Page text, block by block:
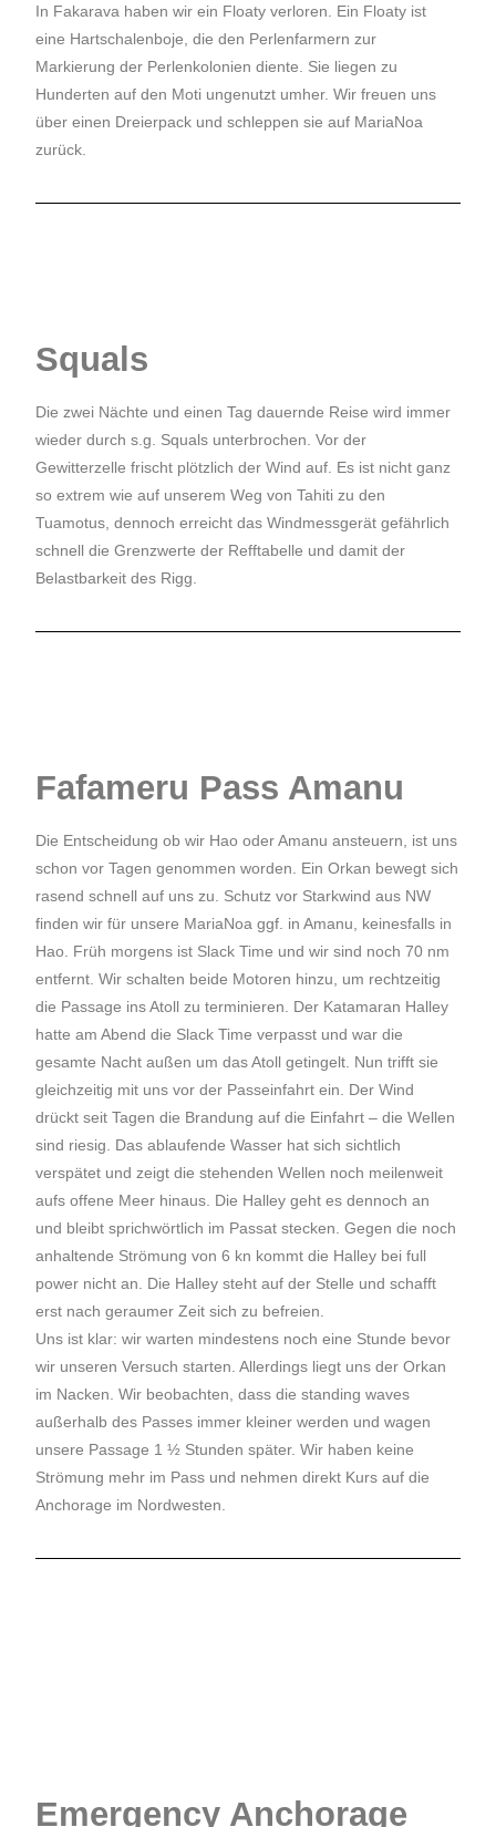
In Fakarava haben wir ein Floaty verloren. Ein Floaty ist
eine Hartschalenboje, die den Perlenfarmern zur
Markierung der Perlenkolonien diente. Sie liegen zu
Hunderten auf den Moti ungenutzt umher. Wir freuen uns
über einen Dreierpack und schleppen sie auf MariaNoa
zurück.
Squals
Die zwei Nächte und einen Tag dauernde Reise wird immer
wieder durch s.g. Squals unterbrochen. Vor der
Gewitterzelle frischt plötzlich der Wind auf. Es ist nicht ganz
so extrem wie auf unserem Weg von Tahiti zu den
Tuamotus, dennoch erreicht das Windmessgerät gefährlich
schnell die Grenzwerte der Refftabelle und damit der
Belastbarkeit des Rigg.
Fafameru Pass Amanu
Die Entscheidung ob wir Hao oder Amanu ansteuern, ist uns
schon vor Tagen genommen worden. Ein Orkan bewegt sich
rasend schnell auf uns zu. Schutz vor Starkwind aus NW
finden wir für unsere MariaNoa ggf. in Amanu, keinesfalls in
Hao. Früh morgens ist Slack Time und wir sind noch 70 nm
entfernt. Wir schalten beide Motoren hinzu, um rechtzeitig
die Passage ins Atoll zu terminieren. Der Katamaran Halley
hatte am Abend die Slack Time verpasst und war die
gesamte Nacht außen um das Atoll getingelt. Nun trifft sie
gleichzeitig mit uns vor der Passeinfahrt ein. Der Wind
drückt seit Tagen die Brandung auf die Einfahrt – die Wellen
sind riesig. Das ablaufende Wasser hat sich sichtlich
verspätet und zeigt die stehenden Wellen noch meilenweit
aufs offene Meer hinaus. Die Halley geht es dennoch an
und bleibt sprichwörtlich im Passat stecken. Gegen die noch
anhaltende Strömung von 6 kn kommt die Halley bei full
power nicht an. Die Halley steht auf der Stelle und schafft
erst nach geraumer Zeit sich zu befreien.
Uns ist klar: wir warten mindestens noch eine Stunde bevor
wir unseren Versuch starten. Allerdings liegt uns der Orkan
im Nacken. Wir beobachten, dass die standing waves
außerhalb des Passes immer kleiner werden und wagen
unsere Passage 1 ½ Stunden später. Wir haben keine
Strömung mehr im Pass und nehmen direkt Kurs auf die
Anchorage im Nordwesten.
Emergency Anchorage